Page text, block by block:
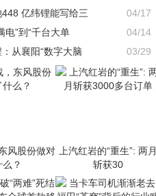
亿纬锂能写给三
04/17
电”到“千台大单
04/14
从襄阳“数字大脑
03/29
风股份做对
么？
上汽红岩的“重生”: 两月
斩获30